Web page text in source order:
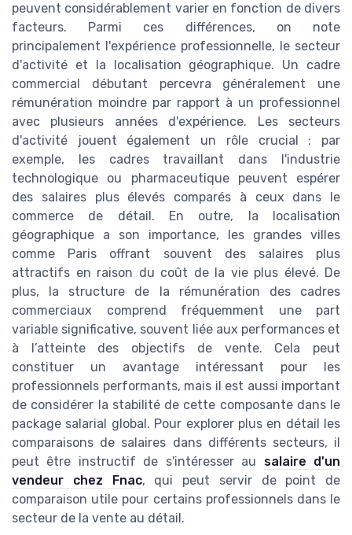
peuvent considérablement varier en fonction de divers
facteurs. Parmi ces différences, on note
principalement l'expérience professionnelle, le secteur
d'activité et la localisation géographique. Un cadre
commercial débutant percevra généralement une
rémunération moindre par rapport à un professionnel
avec plusieurs années d'expérience. Les secteurs
d'activité jouent également un rôle crucial : par
exemple, les cadres travaillant dans l'industrie
technologique ou pharmaceutique peuvent espérer
des salaires plus élevés comparés à ceux dans le
commerce de détail. En outre, la localisation
géographique a son importance, les grandes villes
comme Paris offrant souvent des salaires plus
attractifs en raison du coût de la vie plus élevé. De
plus, la structure de la rémunération des cadres
commerciaux comprend fréquemment une part
variable significative, souvent liée aux performances et
à l’atteinte des objectifs de vente. Cela peut
constituer un avantage intéressant pour les
professionnels performants, mais il est aussi important
de considérer la stabilité de cette composante dans le
package salarial global. Pour explorer plus en détail les
comparaisons de salaires dans différents secteurs, il
peut être instructif de s'intéresser au salaire d'un
vendeur chez Fnac, qui peut servir de point de
comparaison utile pour certains professionnels dans le
secteur de la vente au détail.